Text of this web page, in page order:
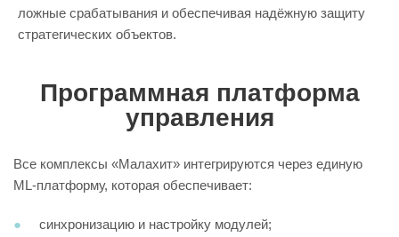
ложные срабатывания и обеспечивая надёжную защиту
стратегических объектов.
Программная платформа
управления
Все комплексы «Малахит» интегрируются через единую
ML-платформу, которая обеспечивает:
синхронизацию и настройку модулей;